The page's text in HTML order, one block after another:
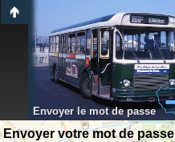
Envoyer le mot de passe
Envoyer votre mot de passe